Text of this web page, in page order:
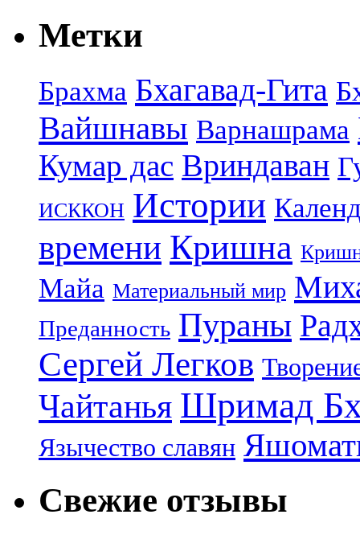
Метки
Брахма Бхагавад-Гита
Вайшнавы Варнашрама
Кумар дас Вриндаван
ИСККОН Истории
времени Кришна
Майа Материальный мир
Преданность Пураны
Сергей Легков
Чайтанья Шримад
Язычество славян
Свежие отзывы